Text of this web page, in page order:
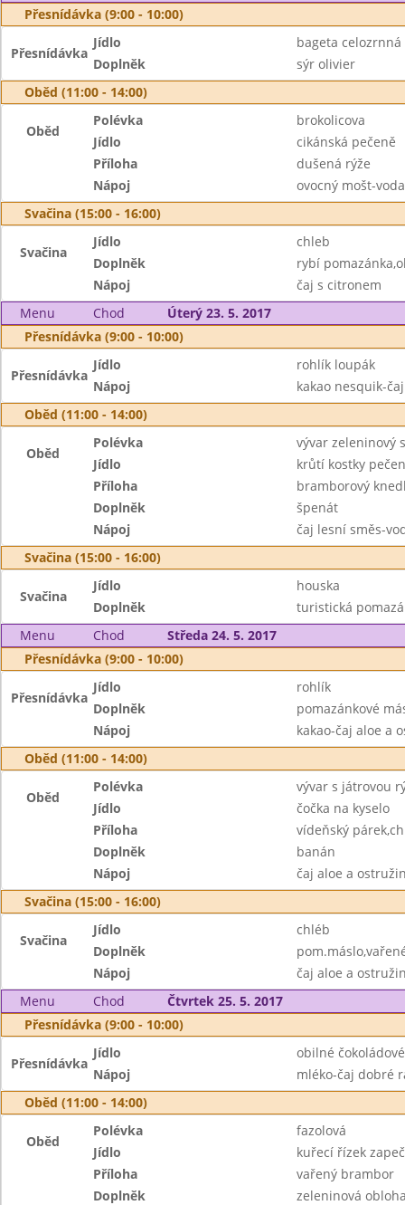
Přesnídávka (9:00 - 10:00)
Přesnídávka
Jídlo
bageta celozrnná
Doplněk
sýr olivier
Oběd (11:00 - 14:00)
Oběd
Polévka
brokolicova
Jídlo
cikánská pečeně
Příloha
dušená rýže
Nápoj
ovocný mošt-
Svačina (15:00 - 16:00)
Svačina
Jídlo
chleb
Doplněk
rybí
Nápoj
čaj s citronem
Menu
Chod
Úterý 23. 5. 2017
Přesnídávka (9:00 - 10:00)
Přesnídávka
Jídlo
rohlík loupák
Nápoj
kakao nesquik-
Oběd (11:00 - 14:00)
Oběd
Polévka
vývar zeleninový
Jídlo
krůtí kostky
Příloha
bramborový
Doplněk
špenát
Nápoj
čaj lesní směs-
Svačina (15:00 - 16:00)
Svačina
Jídlo
houska
Doplněk
turistická
Menu
Chod
Středa 24. 5. 2017
Přesnídávka (9:00 - 10:00)
Přesnídávka
Jídlo
rohlík
Doplněk
pomazánkové
Nápoj
kakao-čaj aloe a
Oběd (11:00 - 14:00)
Oběd
Polévka
vývar s játrovou
Jídlo
čočka na kyselo
Příloha
vídeňský
Doplněk
banán
Nápoj
čaj aloe a
Svačina (15:00 - 16:00)
Svačina
Jídlo
chléb
Doplněk
Nápoj
čaj aloe a
Menu
Chod
Čtvrtek 25. 5. 2017
Přesnídávka (9:00 - 10:00)
Přesnídávka
Jídlo
obilné
Nápoj
mléko-čaj dobré
Oběd (11:00 - 14:00)
Oběd
Polévka
fazolová
Jídlo
kuřecí řízek
Příloha
vařený brambor
Doplněk
zeleninová